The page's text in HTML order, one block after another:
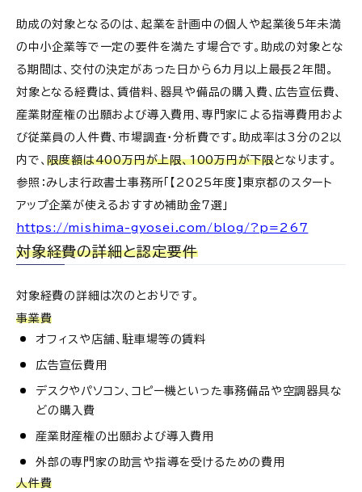
創業助成事業の理解が事業拡大につながる
申請・受給時の重要な実務ポイント
①会計処理・帳簿整理の体制準備
②税務上の取り扱いについて
助成の対象となるのは、起業を計画中の個人や起業後5年未満
の中小企業等で一定の要件を満たす場合です。助成の対象とな
る期間は、交付の決定があった日から6カ月以上最長2年間。
対象となる経費は、賃借料、器具や備品の購入費、広告宣伝費、
産業財産権の出願および導入費用、専門家による指導費用およ
び従業員の人件費、市場調査・分析費です。助成率は3分の2以
内で、限度額は400万円が上限、100万円が下限となります。
参照：みしま行政書士事務所「【2025年度】東京都のスタート
アップ企業が使えるおすすめ補助金7選」
https://mishima-gyosei.com/blog/?p=267
対象経費の詳細と認定要件
対象経費の詳細は次のとおりです。
事業費
オフィスや店舗、駐車場等の賃料
広告宣伝費用
デスクやパソコン、コピー機といった事務備品や空調器具な
どの購入費
産業財産権の出願および導入費用
外部の専門家の助言や指導を受けるための費用
人件費